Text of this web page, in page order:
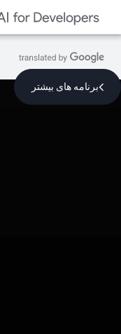
برنامه های بیشتر